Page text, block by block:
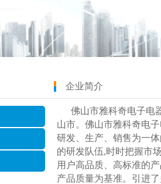
企业简介
佛山市雅科奇电子电
山市。佛山市雅科奇电
研发、生产、销售为一
的研发队伍,时时把握市
用户高品质、高标准的
产品质量为基准。引进